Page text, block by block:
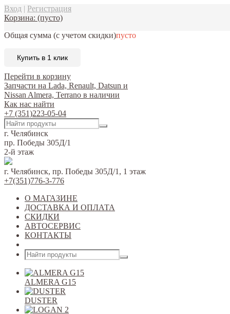
Вход | Регистрация
Корзина: (пусто)
Общая сумма (с учетом скидки)пусто
Купить в 1 клик
Перейти в корзину
Запчасти на Lada, Renault, Datsun и
Nissan Almera, Terrano в наличии
Как нас найти
+7 (351)223-05-04
г. Челябинск
пр. Победы 305Д/1
2-й этаж
г. Челябинск, пр. Победы 305Д/1, 1 этаж
+7(351)776-3-776
О МАГАЗИНЕ
ДОСТАВКА И ОПЛАТА
СКИДКИ
АВТОСЕРВИС
КОНТАКТЫ
ALMERA G15
DUSTER